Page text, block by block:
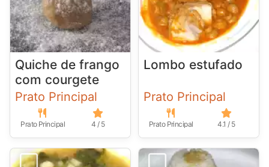
Quiche de frango
com courgete
Prato Principal
Prato Principal 4 / 5
Lombo estufado
Prato Principal
Prato Principal 4.1 / 5